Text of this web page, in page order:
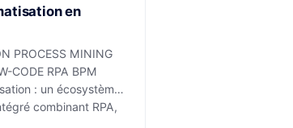
en
PROCESS MINING
CODE RPA BPM
: un écosystème
combinant RPA,